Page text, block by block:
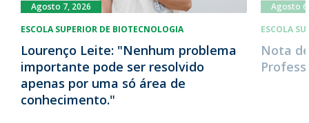
ESCOLA SUPERIOR DE BIOTECNOLOGIA
Lourenço Leite: "Nenhum problema
importante pode ser resolvido
apenas por uma só área de
conhecimento."
Agosto 7, 2026
ESCOLA
Nota
Agosto